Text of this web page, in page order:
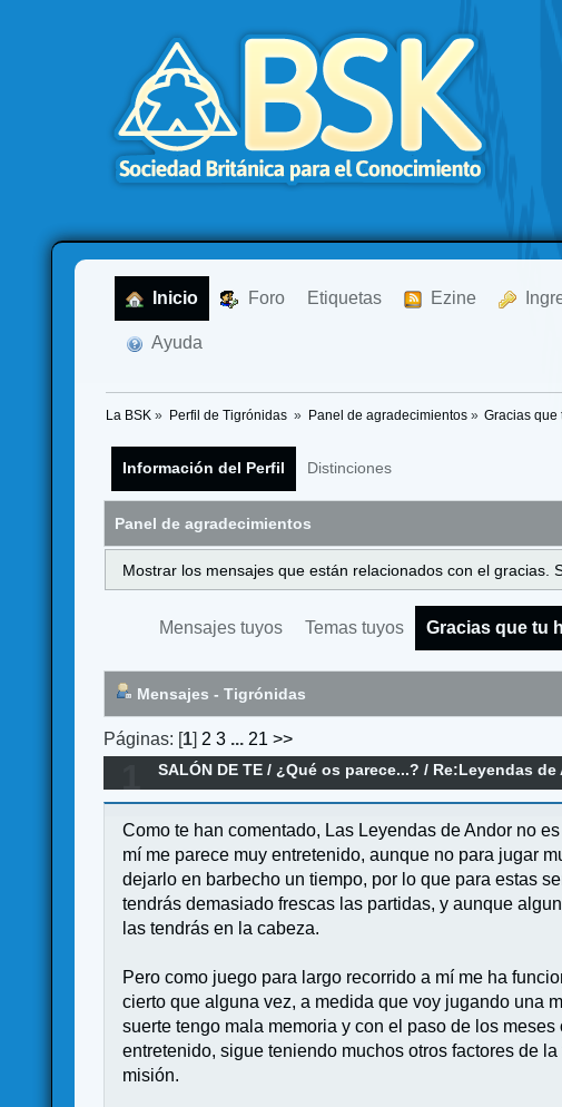
Inicio Foro Etiquetas Ezine
Ayuda
La BSK » Perfil de Tigrónidas » Panel de agradecimientos» Gracias que
Información del Perfil Distinciones
Panel de agradecimientos
Mostrar los mensajes que están relacionados con el gracias.
Mensajes tuyos Temas tuyos Gracias que tu
Mensajes - Tigrónidas
Páginas: [1] 2 3 ... 21 >>
SALÓN DE TE /¿Qué os parece...? / Re:Leyendas
Como te han comentado, Las Leyendas de Andor no
mí me parece muy entretenido, aunque no para jugar
dejarlo en barbecho un tiempo, por lo que para estas
tendrás demasiado frescas las partidas, y aunque
las tendrás en la cabeza.
Pero como juego para largo recorrido a mí me ha
cierto que alguna vez, a medida que voy jugando una
suerte tengo mala memoria y con el paso de los
entretenido, sigue teniendo muchos otros factores de
misión.